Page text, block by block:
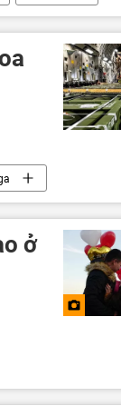
vào Nga
viện trợ quân sự
ở